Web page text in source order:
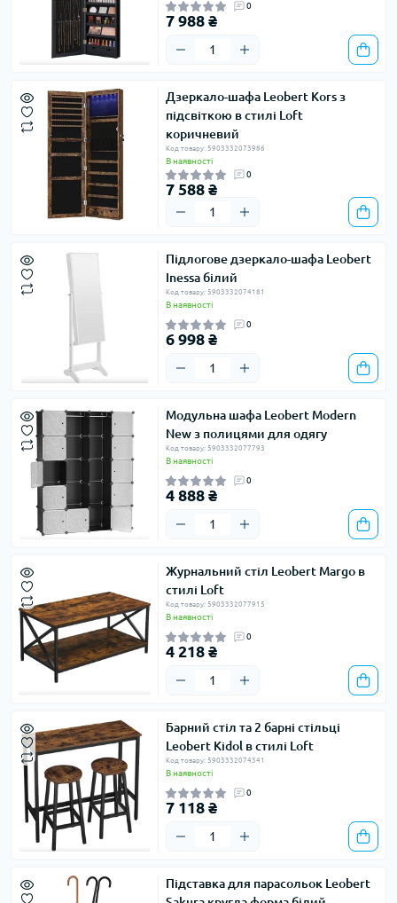
0
7 988 ₴
Дзеркало-шафа Leobert Kors з
підсвіткою в стилі Loft
коричневий
Код товару: 5903332073986
В наявності
0
7 588 ₴
Підлогове дзеркало-шафа Leobert
Inessa білий
Код товару: 5903332074181
В наявності
0
6 998 ₴
Модульна шафа Leobert Modern
New з полицями для одягу
Код товару: 5903332077793
В наявності
0
4 888 ₴
Журнальний стіл Leobert Margo в
стилі Loft
Код товару: 5903332077915
В наявності
0
4 218 ₴
Барний стіл та 2 барні стільці
Leobert Kidol в стилі Loft
Код товару: 5903332074341
В наявності
0
7 118 ₴
Підставка для парасольок Leobert